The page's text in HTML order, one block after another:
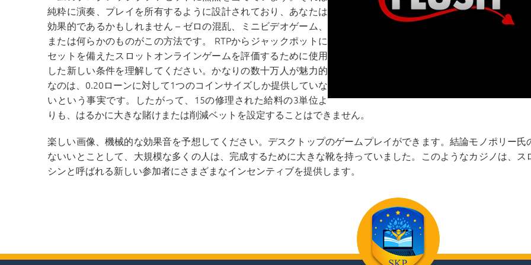
純粋に演奏、プレイを所有するように設計されており、あなたは
効果的であるかもしれません – ゼロの混乱、ミニビデオゲーム、
または何らかのものがこの方法です。 RTPからジャックポットに
セットを備えたスロットオンラインゲームを評価するために使用
した新しい条件を理解してください。かなりの数十万人が魅力的
なのは、0.20ローンに対して1つのコインサイズしか提供していな
いという事実です。したがって、15の修理された給料の3単位よ
りも、はるかに大きな賭けまたは削減ベットを設定することはできません。
楽しい画像、機械的な効果音を予想してください。デスクトップのゲームプレイができます。結論モノポリー氏
ないいとことして、大規模な多くの人は、完成するために大きな靴を持っていました。このようなカジノは、ス
シンと呼ばれる新しい参加者にさまざまなインセンティブを提供します。